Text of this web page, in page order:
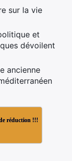
sur la vie
et
dévoilent
ancienne
réduction !!!